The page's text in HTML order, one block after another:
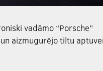
vadāmo “Porsche”
aizmugurējo tiltu